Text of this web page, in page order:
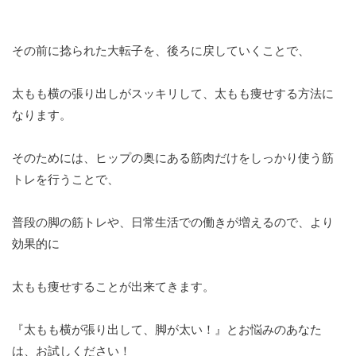
その前に捻られた大転子を、後ろに戻していくことで、
太もも横の張り出しがスッキリして、太もも痩せする方法に
なります。
そのためには、ヒップの奥にある筋肉だけをしっかり使う筋
トレを行うことで、
普段の脚の筋トレや、日常生活での働きが増えるので、より
効果的に
太もも痩せすることが出来てきます。
『太もも横が張り出して、脚が太い！』とお悩みのあなた
は、お試しください！